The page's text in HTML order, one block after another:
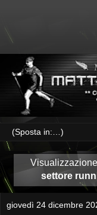
settore
giovedì 24 dicembre